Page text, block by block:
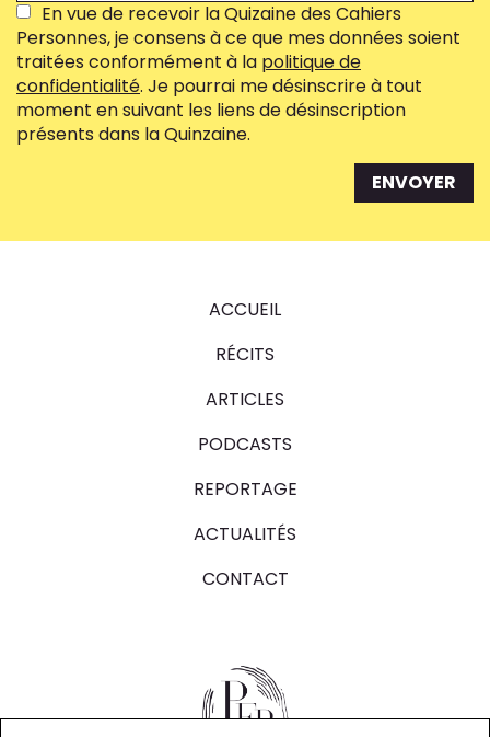
En vue de recevoir la Quizaine des Cahiers
Personnes, je consens à ce que mes données soient
traitées conformément à la politique de
confidentialité. Je pourrai me désinscrire à tout
moment en suivant les liens de désinscription
présents dans la Quinzaine.
ENVOYER
ACCUEIL
RÉCITS
ARTICLES
PODCASTS
REPORTAGE
ACTUALITÉS
CONTACT